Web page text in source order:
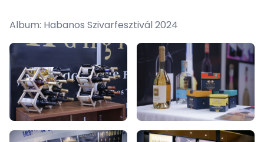
Album: Habanos Szivarfesztivál 2024